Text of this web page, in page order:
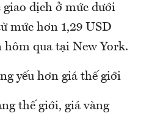
giao dịch ở mức dưới
mức hơn 1,29 USD
hôm qua tại New York.
yếu hơn giá thế giới
thế giới, giá vàng